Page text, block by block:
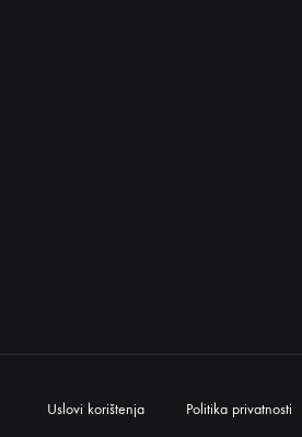
Uslovi korištenja Politika privatnosti